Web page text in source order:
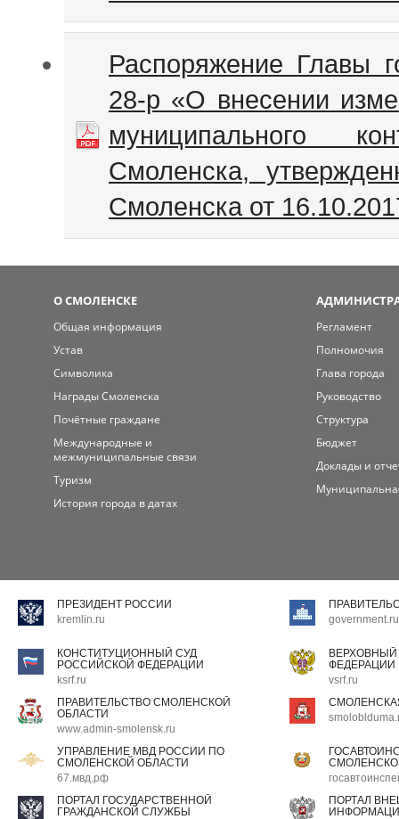
Распоряжение Главы
28-р «О внесении
муниципального
Смоленска,
Смоленска от
О СМОЛЕНСКЕ
Общая информация
Устав
Символика
Награды Смоленска
Почётные граждане
Международные и
межмуниципальные связи
Туризм
История города в датах
Регламент
Полномочия
Глава города
Руководство
Структура
Бюджет
Доклады и
ПРЕЗИДЕНТ РОССИИ
kremlin.ru
government.ru
КОНСТИТУЦИОННЫЙ СУД
РОССИЙСКОЙ ФЕДЕРАЦИИ
ksrf.ru
ФЕДЕРАЦИИ
vsrf.ru
ПРАВИТЕЛЬСТВО СМОЛЕНСКОЙ
ОБЛАСТИ
www.admin-smolensk.ru
УПРАВЛЕНИЕ МВД РОССИИ ПО
СМОЛЕНСКОЙ ОБЛАСТИ
67.мвд.рф
ПОРТАЛ ГОСУДАРСТВЕННОЙ
ГРАЖДАНСКОЙ СЛУЖБЫ
ПОРТАЛ